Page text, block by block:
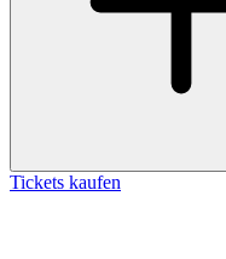
Tickets kaufen